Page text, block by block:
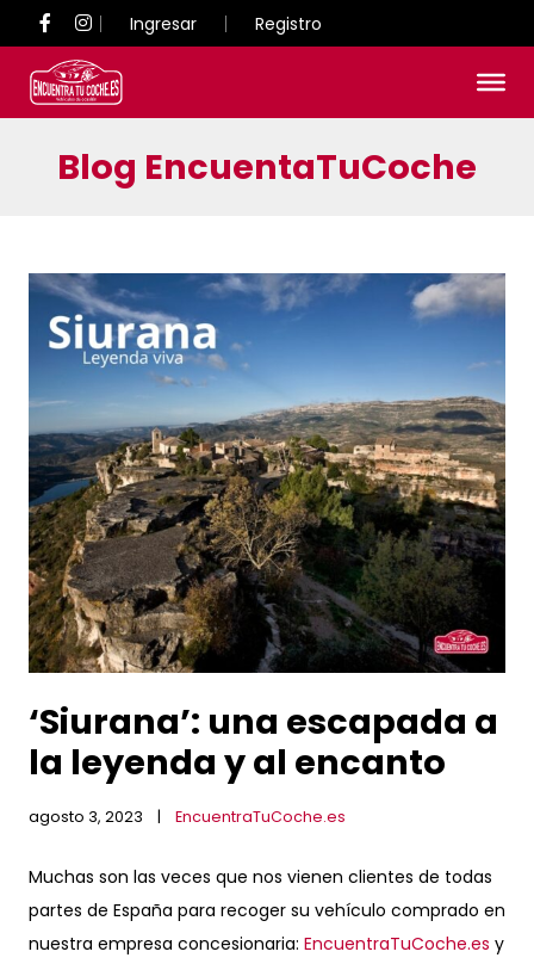
Ingresar Registro
Blog EncuentaTuCoche
‘Siurana’: una escapada a
la leyenda y al encanto
agosto 3, 2023 EncuentraTuCoche.es
Muchas son las veces que nos vienen clientes de todas
partes de España para recoger su vehículo comprado en
nuestra empresa concesionaria: EncuentraTuCoche.es y